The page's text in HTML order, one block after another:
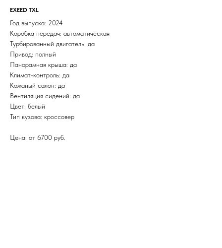
EXEED TXL
Год выпуска: 2024
Коробка передач: автоматическая
Турбированный двигатель: да
Привод: полный
Панорамная крыша: да
Климат-контроль: да
Кожаный салон: да
Вентиляция сидений: да
Цвет: белый
Тип кузова: кроссовер
Цена: от 6700 руб.